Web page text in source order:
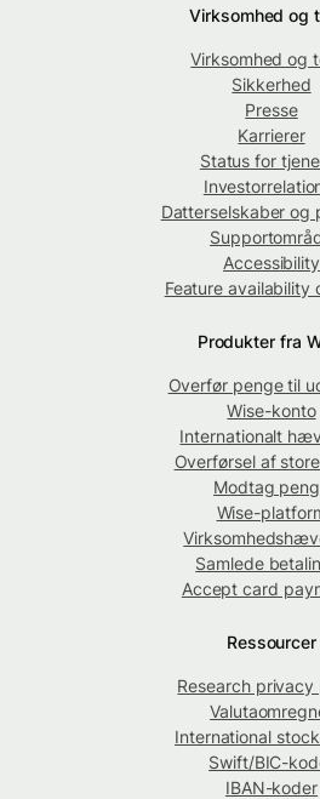
Virksomhed og
Virksomhed og
Sikkerhed
Presse
Karrierer
Status for
Datterselskaber og
Accessibility
Feature availability
Produkter fra
Overfør penge til
Wise-konto
Internationalt
Overførsel af
Modtag
Wise-
Samlede
Accept card
Ressourcer
Research privacy
International
Swift/BIC-
IBAN-koder